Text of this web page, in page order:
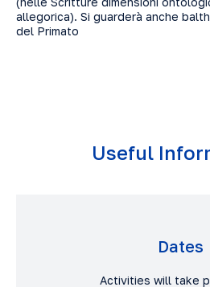
allegorica). Si guarderà anche
del Primato
Useful
Dates
Activities will take